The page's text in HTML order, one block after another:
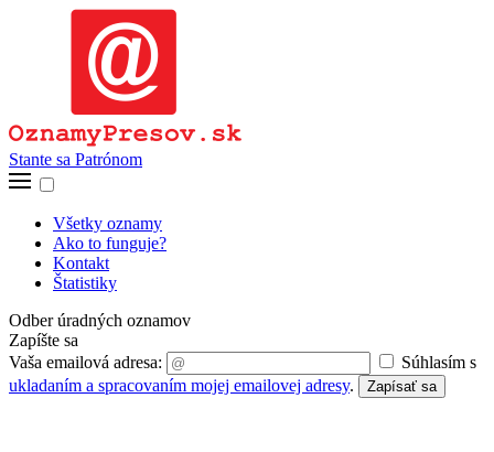
Stante sa Patrónom
Všetky oznamy
Ako to funguje?
Kontakt
Štatistiky
Odber úradných oznamov
Zapíšte sa
Vaša emailová adresa:
Súhlasím s
ukladaním a spracovaním mojej emailovej adresy. Zapísať sa